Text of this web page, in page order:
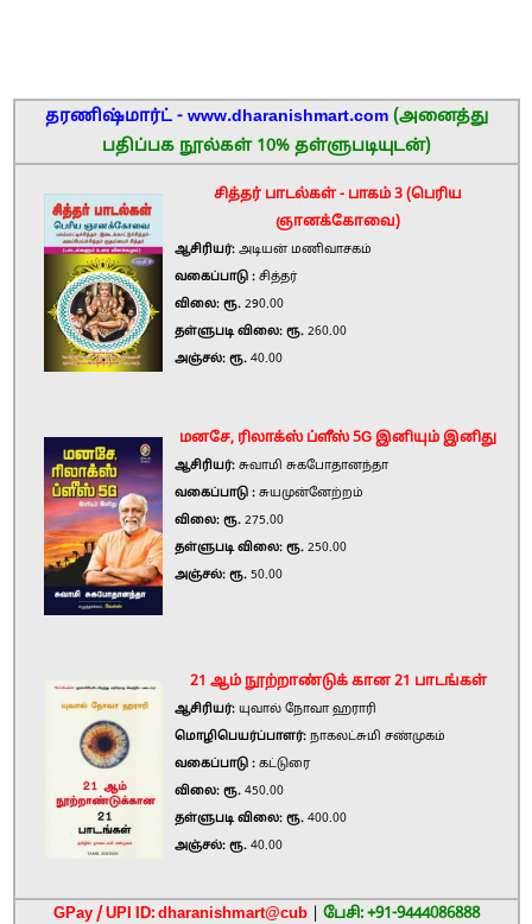
தரணிஷ்மார்ட் - www.dharanishmart.com (அனைத்து
பதிப்பக நூல்கள் 10% தள்ளுபடியுடன்)
சித்தர் பாடல்கள் - பாகம் 3 (பெரிய
ஞானக்கோவை)
ஆசிரியர்: அடியன் மணிவாசகம்
வகைப்பாடு : சித்தர்
விலை: ரூ. 290.00
தள்ளுபடி விலை: ரூ. 260.00
அஞ்சல்: ரூ. 40.00
மனசே, ரிலாக்ஸ் ப்ளீஸ் 5G இனியும் இனிது
ஆசிரியர்: சுவாமி சுகபோதானந்தா
வகைப்பாடு : சுயமுன்னேற்றம்
விலை: ரூ. 275.00
தள்ளுபடி விலை: ரூ. 250.00
அஞ்சல்: ரூ. 50.00
21 ஆம் நூற்றாண்டுக் கான 21 பாடங்கள்
ஆசிரியர்: யுவால் நோவா ஹராரி
மொழிபெயர்ப்பாளர்: நாகலட்சுமி சண்முகம்
வகைப்பாடு : கட்டுரை
விலை: ரூ. 450.00
தள்ளுபடி விலை: ரூ. 400.00
அஞ்சல்: ரூ. 40.00
GPay / UPI ID: dharanishmart@cub பேசி: +91-9444086888